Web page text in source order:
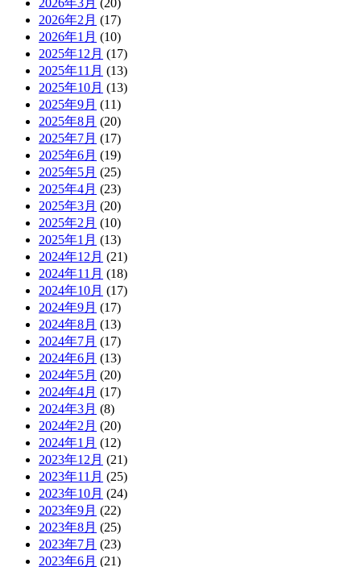
2026年2月 (17)
2026年1月 (10)
2025年12月 (17)
2025年11月 (13)
2025年10月 (13)
2025年9月 (11)
2025年8月 (20)
2025年7月 (17)
2025年6月 (19)
2025年5月 (25)
2025年4月 (23)
2025年3月 (20)
2025年2月 (10)
2025年1月 (13)
2024年12月 (21)
2024年11月 (18)
2024年10月 (17)
2024年9月 (17)
2024年8月 (13)
2024年7月 (17)
2024年6月 (13)
2024年5月 (20)
2024年4月 (17)
2024年3月 (8)
2024年2月 (20)
2024年1月 (12)
2023年12月 (21)
2023年11月 (25)
2023年10月 (24)
2023年9月 (22)
2023年8月 (25)
2023年7月 (23)
2023年6月 (21)